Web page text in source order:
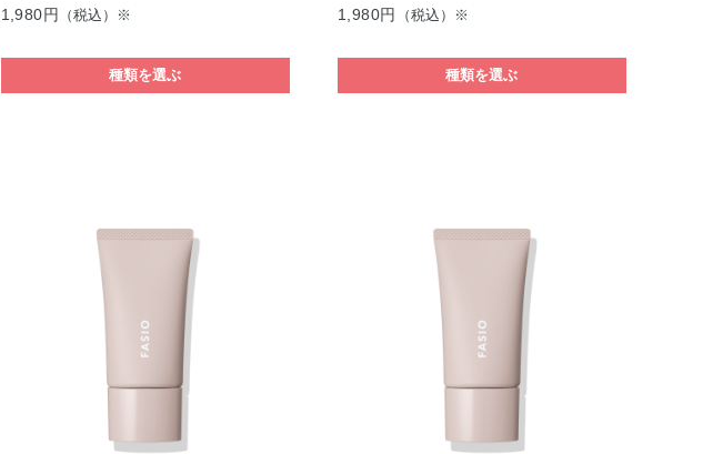
1,980円 （税込）※
種類を選ぶ
1,980円 （税込）※
種類を選ぶ